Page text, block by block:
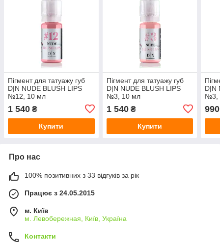
Пігмент для татуажу губ
D|N NUDE BLUSH LIPS
№12, 10 мл
1 540 ₴
Купити
Пігмент для татуажу губ
D|N NUDE BLUSH LIPS
№3, 10 мл
1 540₴
Купити
D|N
№3,
990
Про нас
100% позитивних з 33 відгуків за рік
Працює з 24.05.2015
м. Київ
м. Левобережная, Київ, Україна
Контакти